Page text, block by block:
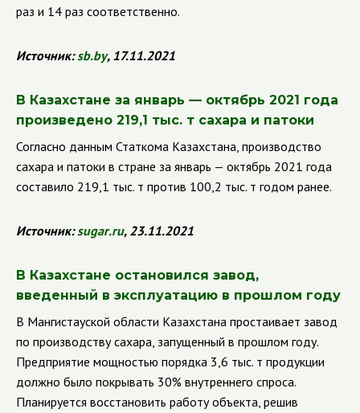
раз и 14 раз соответственно.
Источник:sb.by, 17.11.2021
В Казахстане за январь — октябрь 2021 года
произведено 219,1 тыс. т сахара и патоки
Согласно данным Статкома Казахстана, производство
сахара и патоки в стране за январь — октябрь 2021 года
составило 219,1 тыс. т против 100,2 тыс. т годом ранее.
Источник:sugar.ru, 23.11.2021
В Казахстане остановился завод,
введенный в эксплуатацию в прошлом году
В Мангистауской области Казахстана простаивает завод
по производству сахара, запущенный в прошлом году.
Предприятие мощностью порядка 3,6 тыс. т продукции
должно было покрывать 30% внутреннего спроса.
Планируется восстановить работу объекта, решив